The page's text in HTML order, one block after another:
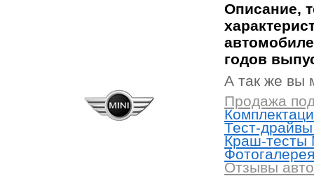
Описание,
годов
А так же вы
Продажа
Тест-
Краш-тесты
Отзывы